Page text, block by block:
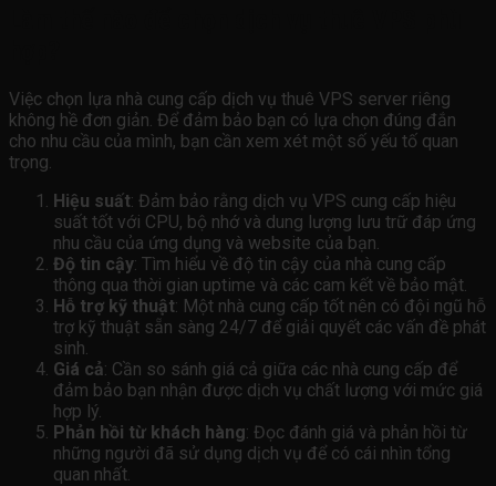
Việc chọn lựa nhà cung cấp dịch vụ thuê VPS server riêng
không hề đơn giản. Để đảm bảo bạn có lựa chọn đúng đắn
cho nhu cầu của mình, bạn cần xem xét một số yếu tố quan
trọng.
Hiệu suất: Đảm bảo rằng dịch vụ VPS cung cấp hiệu
suất tốt với CPU, bộ nhớ và dung lượng lưu trữ đáp ứng
nhu cầu của ứng dụng và website của bạn.
Độ tin cậy: Tìm hiểu về độ tin cậy của nhà cung cấp
thông qua thời gian uptime và các cam kết về bảo mật.
Hỗ trợ kỹ thuật: Một nhà cung cấp tốt nên có đội ngũ hỗ
trợ kỹ thuật sẵn sàng 24/7 để giải quyết các vấn đề phát
sinh.
Giá cả: Cần so sánh giá cả giữa các nhà cung cấp để
đảm bảo bạn nhận được dịch vụ chất lượng với mức giá
hợp lý.
Phản hồi từ khách hàng: Đọc đánh giá và phản hồi từ
những người đã sử dụng dịch vụ để có cái nhìn tổng
quan nhất.